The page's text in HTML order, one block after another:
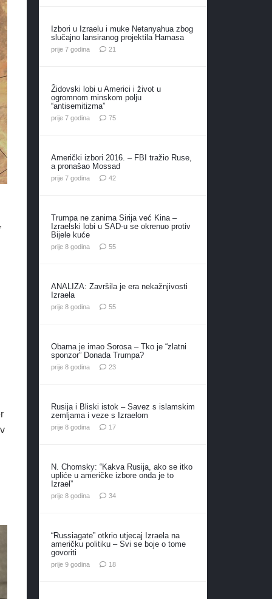
Izbori u Izraelu i muke Netanyahua zbog
slučajno lansiranog projektila Hamasa
prije 7 godina 21
Židovski lobi u Americi i život u
ogromnom minskom polju
“antisemitizma”
prije 7 godina 75komentara
Američki izbori 2016. – FBI tražio Ruse,
a pronašao Mossad
prije 7 godina 42komentara
Trumpa ne zanima Sirija već Kina –
Izraelski lobi u SAD-u se okrenuo protiv
Bijele kuće
prije 8 godina 55komentara
ANALIZA: Završila je era nekažnjivosti
Izraela
prije 8 godina 55komentara
Obama je imao Sorosa – Tko je “zlatni
sponzor” Donada Trumpa?
prije 8 godina 23komentara
Rusija i Bliski istok – Savez s islamskim
zemljama i veze s Izraelom
prije 8 godina 17komentara
N. Chomsky: “Kakva Rusija, ako se itko
upliće u američke izbore onda je to
Izrael”
prije 8 godina 34komentara
“Russiagate” otkrio utjecaj Izraela na
američku politiku – Svi se boje o tome
govoriti
prije 9 godina 18komentara